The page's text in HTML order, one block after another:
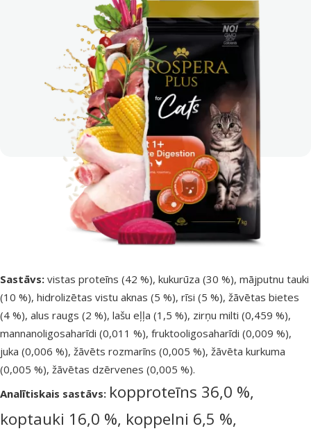
Sastāvs: vistas proteīns (42 %), kukurūza (30 %), mājputnu tauki
(10 %), hidrolizētas vistu aknas (5 %), rīsi (5 %), žāvētas bietes
(4 %), alus raugs (2 %), lašu eļļa (1,5 %), zirņu milti (0,459 %),
mannanoligosaharīdi (0,011 %), fruktooligosaharīdi (0,009 %),
juka (0,006 %), žāvēts rozmarīns (0,005 %), žāvēta kurkuma
(0,005 %), žāvētas dzērvenes (0,005 %).
Analītiskais sastāvs: kopproteīns 36,0 %,
koptauki 16,0 %, koppelni 6,5 %,